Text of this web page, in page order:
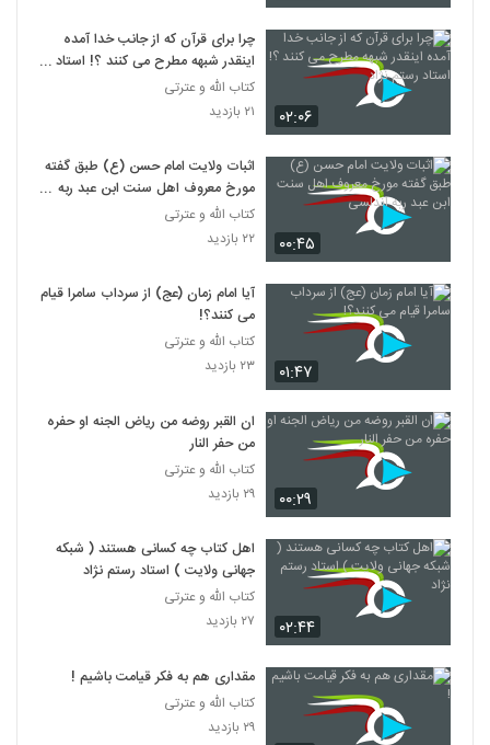
۰۲:۰۶
چرا برای قرآن که از جانب خدا آمده
اینقدر شبهه مطرح می کنند ؟! استاد
رستم نژاد
کتاب الله و عترتی
۲۱ بازدید
۰۰:۴۵
اثبات ولایت امام حسن (ع) طبق گفته
مورخ معروف اهل سنت ابن عبد ربه
اندلسی
کتاب الله و عترتی
۲۲ بازدید
۰۱:۴۷
آیا امام زمان (عج) از سرداب سامرا قیام
می کنند؟!
کتاب الله و عترتی
۲۳ بازدید
۰۰:۲۹
ان القبر روضه من ریاض الجنه او حفره
من حفر النار
کتاب الله و عترتی
۲۹ بازدید
۰۲:۴۴
اهل کتاب چه کسانی هستند ( شبکه
جهانی ولایت ) استاد رستم نژاد
کتاب الله و عترتی
۲۷ بازدید
مقداری هم به فکر قیامت باشیم !
کتاب الله و عترتی
۲۹ بازدید